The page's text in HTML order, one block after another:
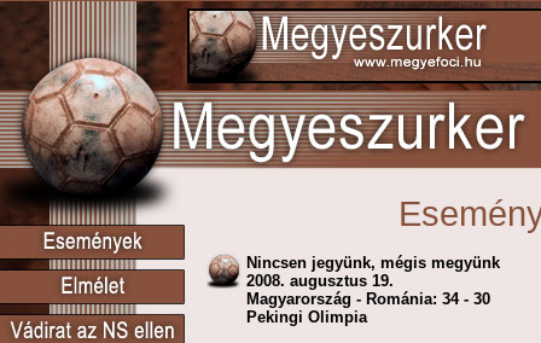
Nincsen jegyünk, mégis megyünk
2008. augusztus 19.
Magyarország - Románia: 34 - 30
Pekingi Olimpia